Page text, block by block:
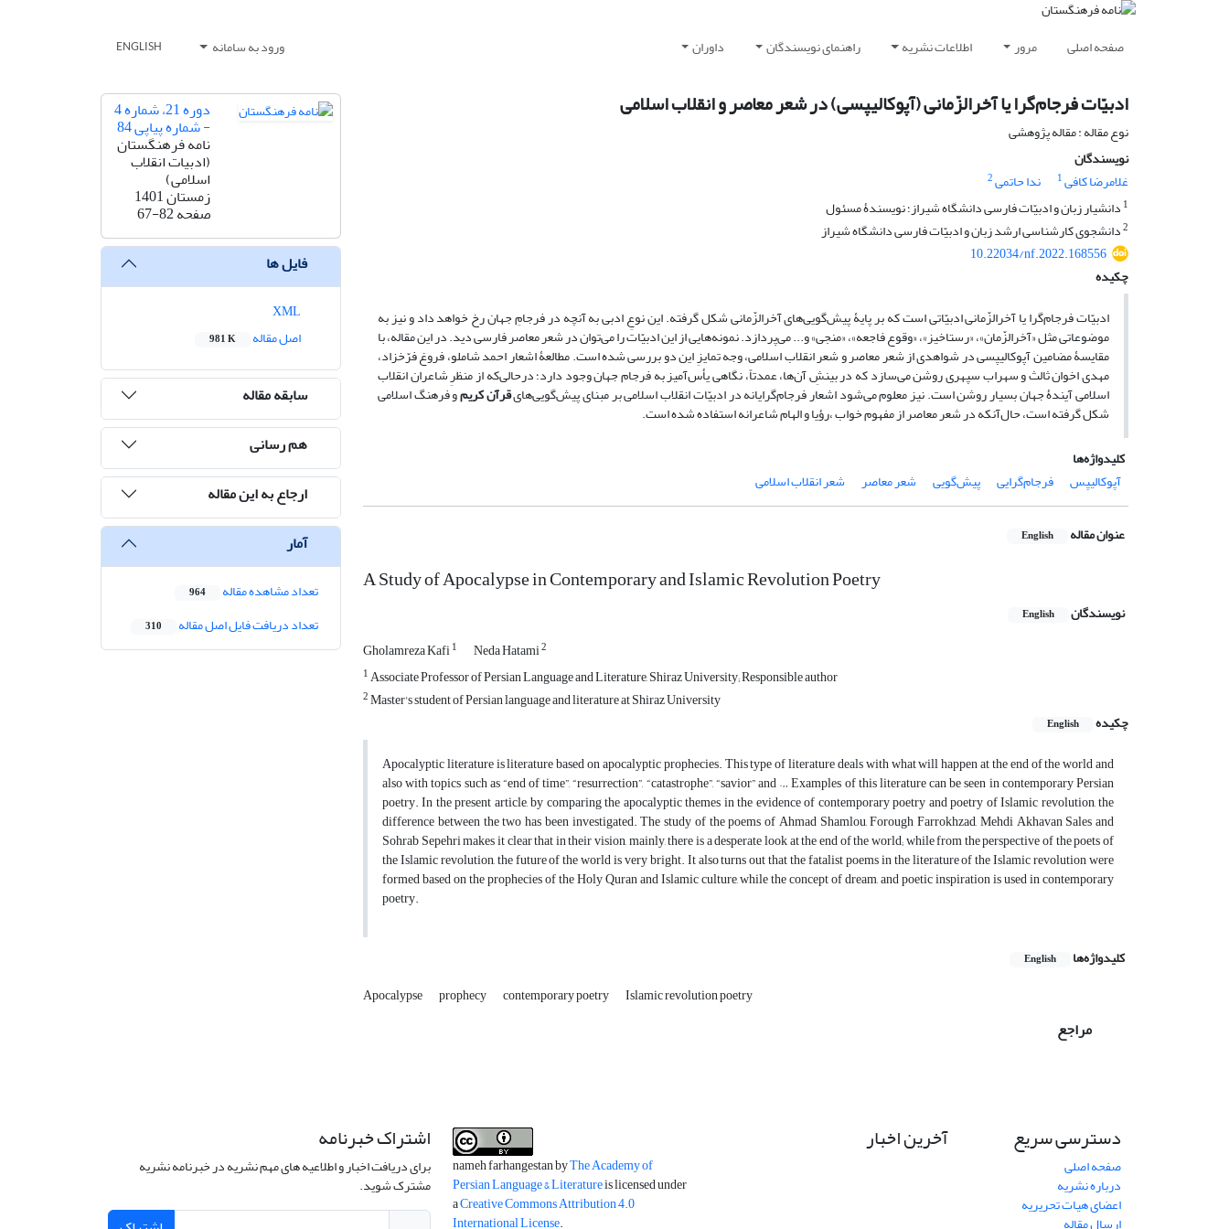
صفحه اصلی مرور اطلاعات نشریه راهنمای نویسندگان داوران ورود به سامانه ENGLISH
ادبیّات فرجام‌گرا یا آخرالزّمانی (آپوکالیپسی) در شعر معاصر و انقلاب اسلامی
نوع مقاله : مقاله پژوهشی
نویسندگان
غلامرضا کافی1 ندا حاتمی2
1 دانشیار زبان و ادبیّات فارسی دانشگاه شیراز؛ نویسندۀ مسئول
2دانشجوی کارشناسی ارشد زبان و ادبیّات فارسی دانشگاه شیراز
10.22034/nf.2022.168556
چکیده
ادبیّات فرجام‌گرا یا آخرالزّمانی ادبیّاتی است که بر پایۀ پیش‌گویی‌های آخرالزّمانی شکل گرفته. این نوعِ ادبی به آنچه در فرجامِ جهان رخ خواهد داد و نیز به
موضوعاتی مثل «آخرالزّمان»، «رستاخیز»، «وقوع فاجعه»، «منجی» و... می‌پردازد. نمونه‌هایی از این ادبیّات را می‌توان در شعر معاصر فارسی دید. در این مقاله، با
مقایسۀ مضامین آپوکالیپسی در شواهدی از شعر معاصر و شعر انقلاب اسلامی، وجه تمایزِ این دو بررسی شده است. مطالعۀ اشعار احمد شاملو، فروغ فرّخزاد،
مهدی اخوان ثالث و سهراب سپهری روشن می‌سازد که در بینشِ آن‌ها، عمدتاً، نگاهی یأس‌آمیز به فرجام جهان وجود دارد؛ درحالی‌که از منظرِ شاعران انقلاب
اسلامی آیندۀ جهان بسیار روشن است. نیز معلوم می‌شود اشعار فرجام‌گرایانه در ادبیّات انقلاب اسلامی بر مبنای پیش‌گویی‌هایقرآن کریمو فرهنگ اسلامی
شکل گرفته است، حال‌آنکه در شعر معاصر از مفهوم خواب ،رؤیا و الهام شاعرانه استفاده شده است.
کلیدواژه‌ها
آپوکالیپس
فرجام‌گرایی پیش‌گویی شعر معاصر شعر انقلاب اسلامی
عنوان مقاله English
A Study of Apocalypse in Contemporary and Islamic Revolution Poetry
نویسندگان English
Gholamreza Kafi1 Neda Hatami2
1Associate Professor of Persian Language and Literature, Shiraz University; Responsible author
2Master's student of Persian language and literature at Shiraz University
چکیده
English
Apocalyptic literature is literature based on apocalyptic prophecies. This type of literature deals with what will happen at the end of the world and
also with topics such as “end of time”, “resurrection”, “catastrophe”, “savior” and … Examples of this literature can be seen in contemporary Persian
poetry. In the present article, by comparing the apocalyptic themes in the evidence of contemporary poetry and poetry of Islamic revolution, the
difference between the two has been investigated. The study of the poems of Ahmad Shamlou, Forough Farrokhzad,Mehdi AkhavanSales and
Sohrab Sepehri makes it clear that in their vision, mainly, there is a desperate look at the end of the world; while from the perspective of the poets of
the Islamic revolution, the future of the world is very bright. It also turns out that the fatalist poems in the literature of the Islamic revolution were
formed based on the prophecies of the Holy Quran and Islamic culture, while the concept of dream, and poetic inspiration is used in contemporary
poetry.
کلیدواژه‌ها English
Apocalypse prophecy contemporary poetry Islamic revolution poetry
مراجع
دوره 21، شماره 4
- شماره پیاپی 84
نامه فرهنگستان
(ادبیات انقلاب
اسلامی)
زمستان 1401
صفحه67-82
فایل ها
اصل مقاله
981 K
سابقه مقاله
هم رسانی
ارجاع به این مقاله
آمار
تعداد مشاهده مقاله 964
تعداد دریافت فایل اصل مقاله 310
دسترسی سریع
صفحه اصلی
درباره نشریه
اعضای هیات تحریریه
آخرین اخبار
nameh farhangestan byThe Academy of
Persian Language & Literatureis licensed under
aCreative Commons Attribution 4.0
International License.
اشتراک خبرنامه
برای دریافت اخبار و اطلاعیه های مهم نشریه در خبرنامه نشریه
مشترک شوید.